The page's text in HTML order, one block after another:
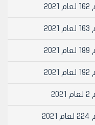
اغلبية العقار
وبحضور المختار
إضافة لمخطط
ان يكون البناء قبل
قبل هذا التاريخ